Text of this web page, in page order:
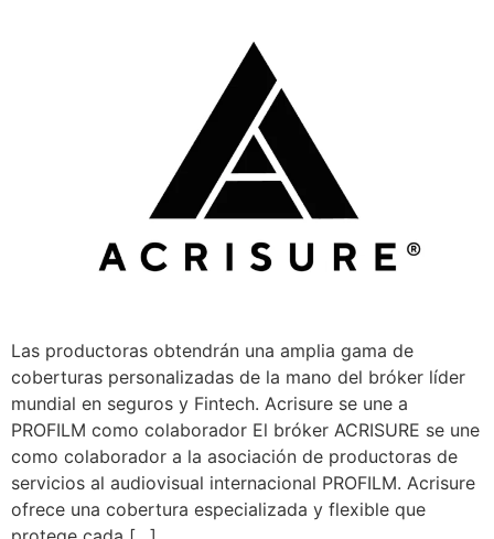
Las productoras obtendrán una amplia gama de
coberturas personalizadas de la mano del bróker líder
mundial en seguros y Fintech. Acrisure se une a
PROFILM como colaborador El bróker ACRISURE se une
como colaborador a la asociación de productoras de
servicios al audiovisual internacional PROFILM. Acrisure
ofrece una cobertura especializada y flexible que